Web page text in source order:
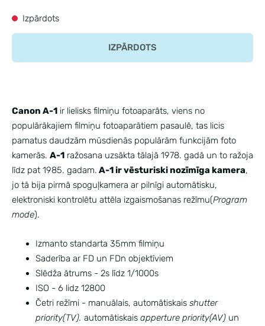
Izpārdots
IZPĀRDOTS
Canon A-1 ir lielisks filmiņu fotoaparāts, viens no
populārākajiem filmiņu fotoaparātiem pasaulē, tas licis
pamatus daudzām mūsdienās populārām funkcijām foto
kamerās. A-1 ražosana uzsākta tālajā 1978. gadā un to ražoja
līdz pat 1985. gadam. A-1 ir vēsturiski nozīmīga kamera,
jo tā bija pirmā spoguļkamera ar pilnīgi automātisku,
elektroniski kontrolētu attēla izgaismošanas režīmu(Program
mode).
Izmanto standarta 35mm filmiņu
Saderība ar FD un FDn objektīviem
Slēdža ātrums - 2s līdz 1/1000s
ISO - 6 lidz 12800
Četri režīmi - manuālais, automātiskais shutter
priority(TV). automātiskais apperture priority(AV) un